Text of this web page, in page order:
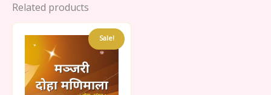
Related products
Sale!